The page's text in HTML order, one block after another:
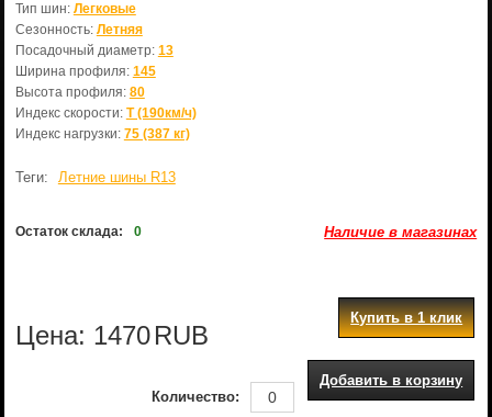
Тип шин: Легковые
Сезонность: Летняя
Посадочный диаметр: 13
Ширина профиля: 145
Высота профиля: 80
Индекс скорости: T (190км/ч)
Индекс нагрузки: 75 (387 кг)
Теги: Летние шины R13
Остаток склада: 0 Наличие в магазинах
Цена: 1470RUB
Купить в 1 клик
Добавить в корзину
Количество: